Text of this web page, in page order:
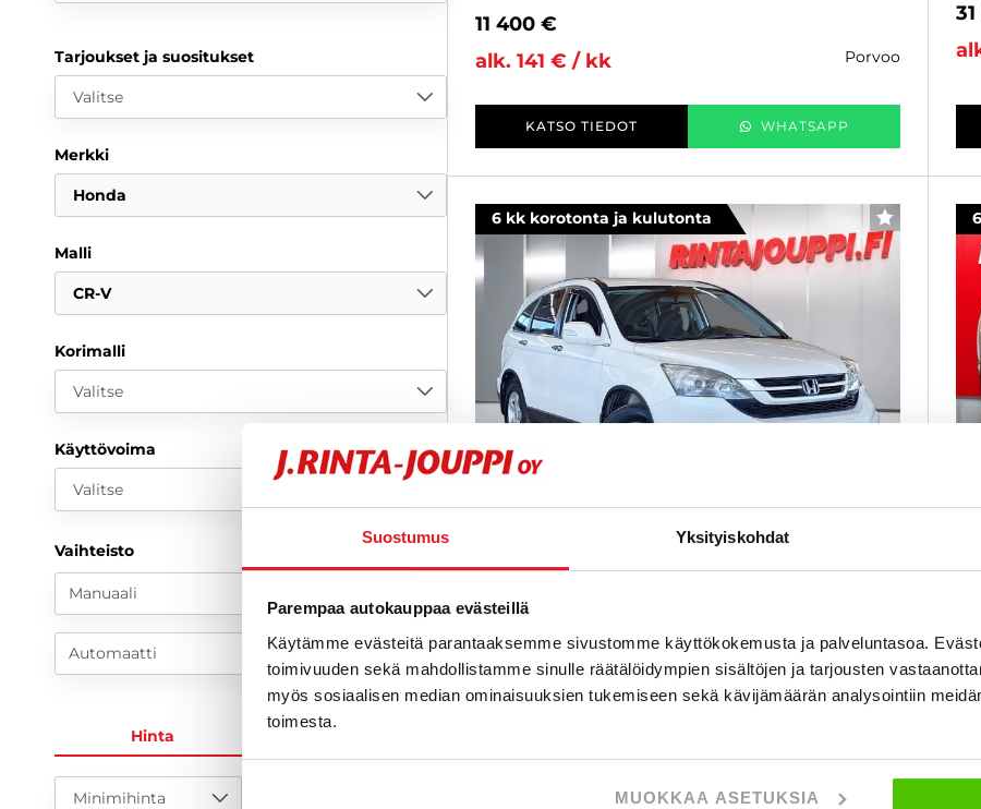
Suostumus Yksityiskohdat
Parempaa autokauppaa evästeillä
Käytämme evästeitä parantaaksemme sivustomme käyttökokemusta ja palveluntasoa.
toimivuuden sekä mahdollistamme sinulle räätälöidympien sisältöjen ja tarjousten
myös sosiaalisen median ominaisuuksien tukemiseen sekä kävijämäärän analysointiin
toimesta.
MUOKKAA ASETUKSIA
Tarjoukset ja suositukset
Valitse
Merkki
Honda
Malli
CR-V
Korimalli
Valitse
Käyttövoima
Valitse
Vaihteisto
Manuaali
Automaatti
Hinta
Minimihinta
11 400 €
alk. 141 € / kk
porvoo
KATSO TIEDOT WHATSAPP
6 kk korotonta ja kulutonta SUOSIKKI
korotonta ja kulutonta maksuaikaa! -
katsastettu
2010
, Automaatti, Diesel, 176 000 km Käytetty
alk. 143 € / kk
lahti